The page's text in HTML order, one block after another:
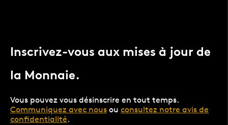
Inscrivez-vous aux mises à jour de
la Monnaie.
Vous pouvez vous désinscrire en tout temps.
Communiquez avec nous ou consultez notre avis de
confidentialité.